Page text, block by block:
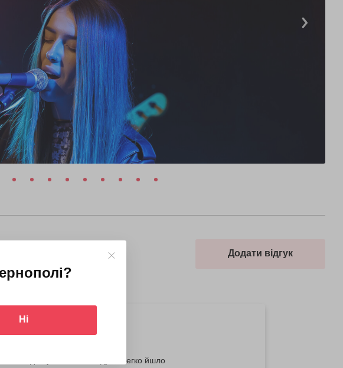
Додати відгук
і підказував, заняття дуже легко йшло
?
Ні